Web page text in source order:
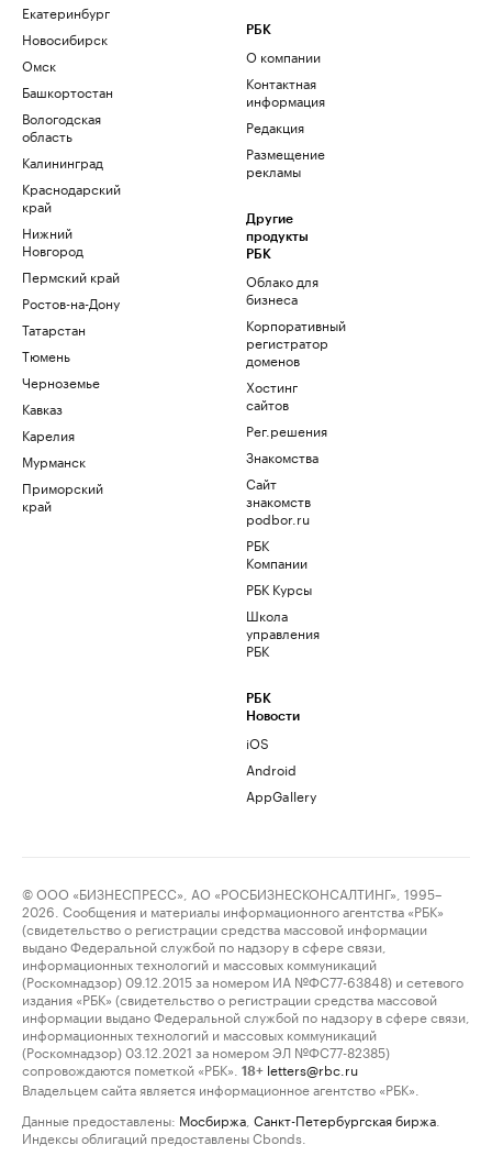
Екатеринбург
Новосибирск
Омск
Башкортостан
Вологодская
область
Калининград
Краснодарский
край
Нижний
Новгород
Пермский край
Ростов-на-Дону
Татарстан
Тюмень
Черноземье
Кавказ
Карелия
Мурманск
Приморский
край
РБК
О компании
Контактная
информация
Редакция
Размещение
рекламы
Другие
продукты
РБК
Облако для
бизнеса
Корпоративный
регистратор
доменов
Хостинг
сайтов
Рег.решения
Знакомства
Сайт
знакомств
podbor.ru
РБК
Компании
РБК Курсы
Школа
управления
РБК
РБК
Новости
iOS
Android
AppGallery
© ООО «БИЗНЕСПРЕСС», АО «РОСБИЗНЕСКОНСАЛТИНГ», 1995–
2026. Сообщения и материалы информационного агентства «РБК»
(свидетельство о регистрации средства массовой информации
выдано Федеральной службой по надзору в сфере связи,
информационных технологий и массовых коммуникаций
(Роскомнадзор) 09.12.2015 за номером ИА №ФС77-63848) и сетевого
издания «РБК» (свидетельство о регистрации средства массовой
информации выдано Федеральной службой по надзору в сфере связи,
информационных технологий и массовых коммуникаций
(Роскомнадзор) 03.12.2021 за номером ЭЛ №ФС77-82385)
сопровождаются пометкой «РБК».
18+ letters@rbc.ru
Владельцем сайта является информационное агентство «РБК».
Данные предоставлены: Мосбиржа Санкт-Петербургская биржа
Индексы облигаций предоставлены Cbonds.